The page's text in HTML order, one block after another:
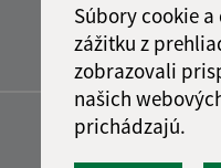
Súbory cookie
zážitku z
zobrazovali
našich
prichádzajú.